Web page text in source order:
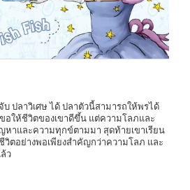
ปลาวิเศษ ได้ ปลาตัวนี้สามารถให้พรได้
อให้ชีวิตของเขาดีขึ้น แต่ความโลภและ
หาและความทุกข์ตามมา สุดท้ายเขาเรียน
วิตอย่างพอเพียงสำคัญกว่าความโลภ และ
ว